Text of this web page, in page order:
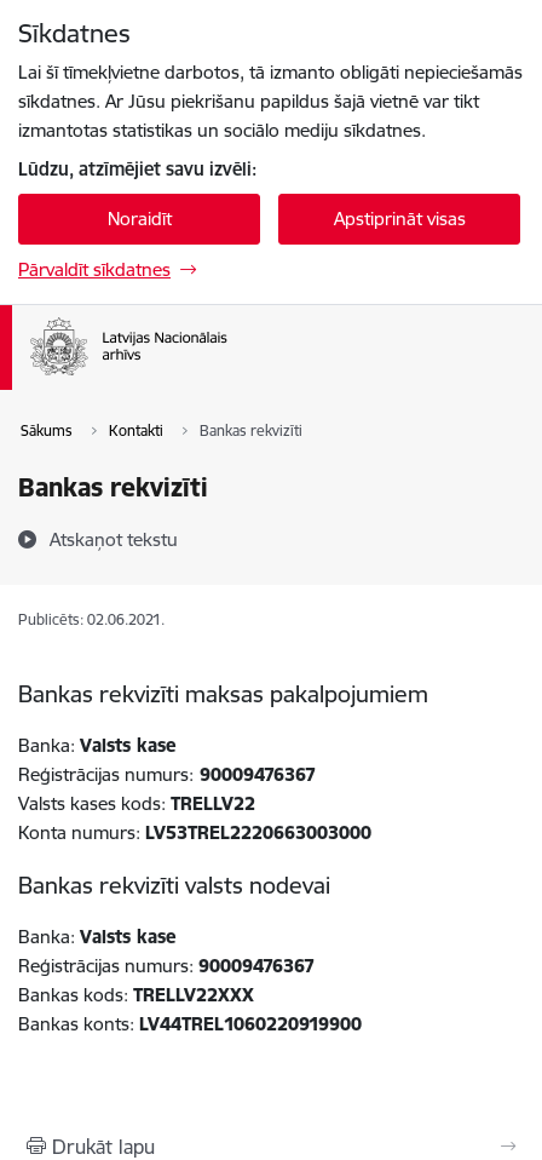
Sīkdatnes
Lai šī tīmekļvietne darbotos, tā izmanto obligāti nepieciešamās
sīkdatnes. Ar Jūsu piekrišanu papildus šajā vietnē var tikt
izmantotas statistikas un sociālo mediju sīkdatnes.
Lūdzu, atzīmējiet savu izvēli:
Noraidīt Apstiprināt visas
Pārvaldīt sīkdatnes
Sākums Kontakti Bankas rekvizīti
Bankas rekvizīti
Atskaņot tekstu
Publicēts: 02.06.2021.
Bankas rekvizīti maksas pakalpojumiem
Banka: Valsts kase
Reģistrācijas numurs: 90009476367
Valsts kases kods: TRELLV22
Konta numurs: LV53TREL2220663003000
Bankas rekvizīti valsts nodevai
Banka: Valsts kase
Reģistrācijas numurs: 90009476367
Bankas kods: TRELLV22XXX
Bankas konts: LV44TREL1060220919900
Drukāt lapu